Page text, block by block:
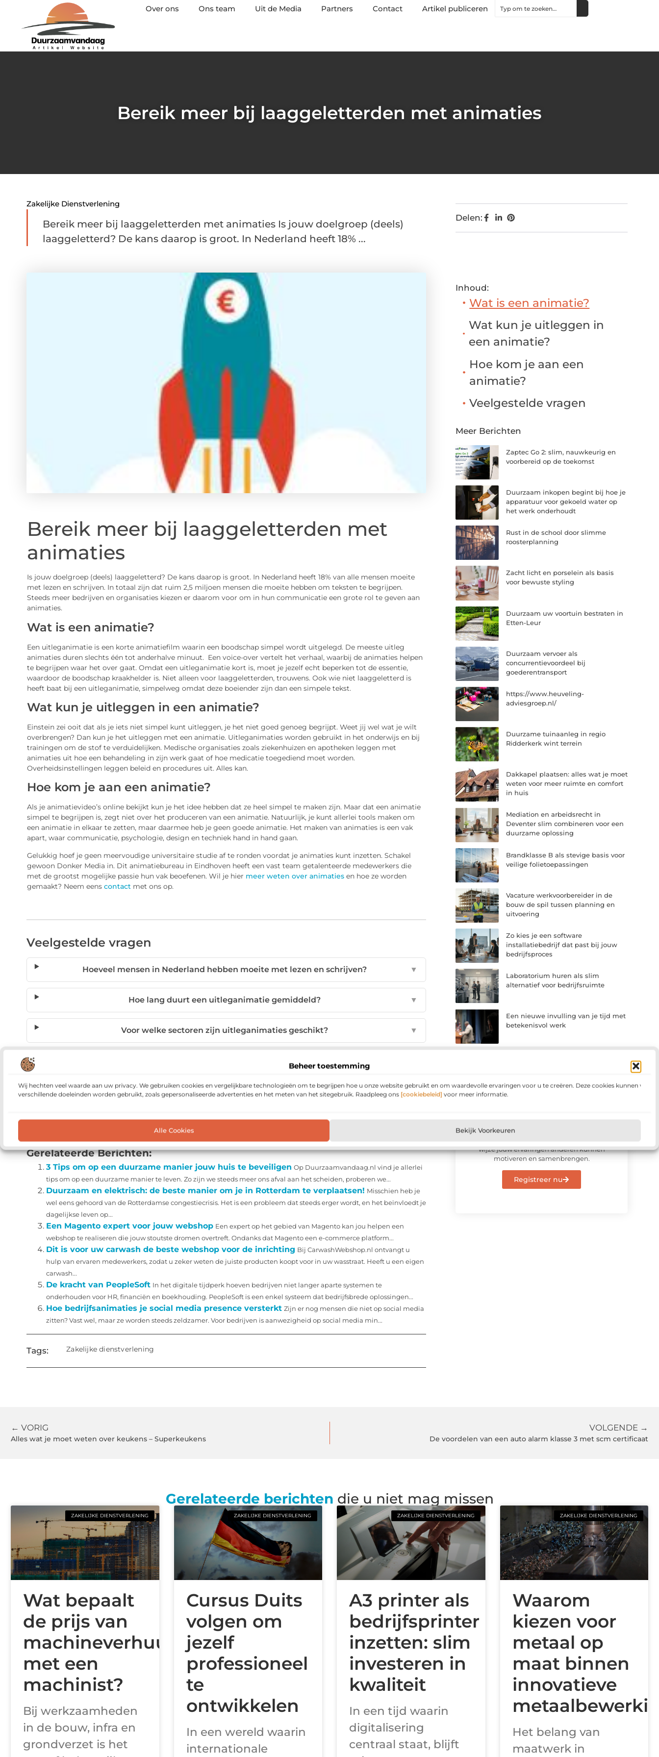
Beheer toestemming
Wij hechten veel waarde aan uw privacy. We gebruiken cookies en vergelijkbare technologieën om te begrijpen hoe u onze website gebruikt en om waardevolle ervaringen voor u te creëren. Deze cookies kunnen voor
verschillende doeleinden worden gebruikt, zoals gepersonaliseerde advertenties en het meten van het sitegebruik. Raadpleeg ons [cookiebeleid] voor meer informatie.
Alle Cookies Bekijk Voorkeuren
Over ons Ons team Uit de Media Partners Contact Artikel publiceren
Bereik meer bij laaggeletterden met animaties
Zakelijke Dienstverlening
Bereik meer bij laaggeletterden met animaties Is jouw doelgroep (deels)
laaggeletterd? De kans daarop is groot. In Nederland heeft 18% ...
Bereik meer bij laaggeletterden met
animaties
Is jouw doelgroep (deels) laaggeletterd? De kans daarop is groot. In Nederland heeft 18% van alle mensen moeite
met lezen en schrijven. In totaal zijn dat ruim 2,5 miljoen mensen die moeite hebben om teksten te begrijpen.
Steeds meer bedrijven en organisaties kiezen er daarom voor om in hun communicatie een grote rol te geven aan
animaties.
Wat is een animatie?
Een uitleganimatie is een korte animatiefilm waarin een boodschap simpel wordt uitgelegd. De meeste uitleg
animaties duren slechts één tot anderhalve minuut. Een voice-over vertelt het verhaal, waarbij de animaties helpen
te begrijpen waar het over gaat. Omdat een uitleganimatie kort is, moet je jezelf echt beperken tot de essentie,
waardoor de boodschap kraakhelder is. Niet alleen voor laaggeletterden, trouwens. Ook wie niet laaggeletterd is
heeft baat bij een uitleganimatie, simpelweg omdat deze boeiender zijn dan een simpele tekst.
Wat kun je uitleggen in een animatie?
Einstein zei ooit dat als je iets niet simpel kunt uitleggen, je het niet goed genoeg begrijpt. Weet jij wel wat je wilt
overbrengen? Dan kun je het uitleggen met een animatie. Uitleganimaties worden gebruikt in het onderwijs en bij
trainingen om de stof te verduidelijken. Medische organisaties zoals ziekenhuizen en apotheken leggen met
animaties uit hoe een behandeling in zijn werk gaat of hoe medicatie toegediend moet worden.
Overheidsinstellingen leggen beleid en procedures uit. Alles kan.
Hoe kom je aan een animatie?
Als je animatievideo’s online bekijkt kun je het idee hebben dat ze heel simpel te maken zijn. Maar dat een animatie
simpel te begrijpen is, zegt niet over het produceren van een animatie. Natuurlijk, je kunt allerlei tools maken om
een animatie in elkaar te zetten, maar daarmee heb je geen goede animatie. Het maken van animaties is een vak
apart, waar communicatie, psychologie, design en techniek hand in hand gaan.
Gelukkig hoef je geen meervoudige universitaire studie af te ronden voordat je animaties kunt inzetten. Schakel
gewoon Donker Media in. Dit animatiebureau in Eindhoven heeft een vast team getalenteerde medewerkers die
met de grootst mogelijke passie hun vak beoefenen. Wil je hier meer weten over animatiesen hoe ze worden
gemaakt? Neem eens contactmet ons op.
Veelgestelde vragen
Hoeveel mensen in Nederland hebben moeite met lezen en schrijven? ▼
Hoe lang duurt een uitleganimatie gemiddeld? ▼
Voor welke sectoren zijn uitleganimaties geschikt? ▼
Wat is het voordeel van animaties voor niet-laaggeletterden?
Waarom is het moeilijk om zelf een goede animatie te maken? ▼
Pinterest LinkedIn
Gerelateerde Berichten:
3 Tips om op een duurzame manier jouw huis te beveiligen Op Duurzaamvandaag.nl vind je allerlei
tips om op een duurzame manier te leven. Zo zijn we steeds meer ons afval aan het scheiden, proberen we...
Duurzaam en elektrisch: de beste manier om je in Rotterdam te verplaatsen! Misschien heb je
wel eens gehoord van de Rotterdamse congestiecrisis. Het is een probleem dat steeds erger wordt, en het beïnvloedt je
dagelijkse leven op...
Een Magento expert voor jouw webshop Een expert op het gebied van Magento kan jou helpen een
webshop te realiseren die jouw stoutste dromen overtreft. Ondanks dat Magento een e-commerce platform...
Dit is voor uw carwash de beste webshop voor de inrichting Bij CarwashWebshop.nl ontvangt u
hulp van ervaren medewerkers, zodat u zeker weten de juiste producten koopt voor in uw wasstraat. Heeft u een eigen
carwash...
De kracht van PeopleSoft In het digitale tijdperk hoeven bedrijven niet langer aparte systemen te
onderhouden voor HR, financiën en boekhouding. PeopleSoft is een enkel systeem dat bedrijfsbrede oplossingen...
Hoe bedrijfsanimaties je social media presence versterkt Zijn er nog mensen die niet op social media
zitten? Vast wel, maar ze worden steeds zeldzamer. Voor bedrijven is aanwezigheid op social media min...
Tags: Zakelijke dienstverlening
Delen:
Inhoud:
Wat is een animatie?
Wat kun je uitleggen in
een animatie?
Hoe kom je aan een
animatie?
Veelgestelde vragen
Meer Berichten
Zaptec Go 2: slim, nauwkeurig en
voorbereid op de toekomst
Duurzaam inkopen begint bij hoe je
apparatuur voor gekoeld water op
het werk onderhoudt
Rust in de school door slimme
roosterplanning
Zacht licht en porselein als basis
voor bewuste styling
Duurzaam uw voortuin bestraten in
Etten-Leur
Duurzaam vervoer als
concurrentievoordeel bij
goederentransport
https://www.heuveling-
adviesgroep.nl/
Duurzame tuinaanleg in regio
Ridderkerk wint terrein
Dakkapel plaatsen: alles wat je moet
weten voor meer ruimte en comfort
in huis
Mediation en arbeidsrecht in
Deventer slim combineren voor een
duurzame oplossing
Brandklasse B als stevige basis voor
veilige folietoepassingen
Vacature werkvoorbereider in de
bouw de spil tussen planning en
uitvoering
Zo kies je een software
installatiebedrijf dat past bij jouw
bedrijfsproces
Laboratorium huren als slim
alternatief voor bedrijfsruimte
Een nieuwe invulling van je tijd met
betekenisvol werk
aan bij ons platform
Meld je vandaag nog aan en deel jouw
wijze jouw ervaringen anderen kunnen
motiveren en samenbrengen.
Registreer nu
← VORIG
Alles wat je moet weten over keukens – Superkeukens
VOLGENDE →
De voordelen van een auto alarm klasse 3 met scm certificaat
Gerelateerde berichten die u niet mag missen
ZAKELIJKE DIENSTVERLENING
Wat bepaalt
de prijs van
machineverhuur
met een
machinist?
Bij werkzaamheden
in de bouw, infra en
grondverzet is het
ZAKELIJKE DIENSTVERLENING
Cursus Duits
volgen om
jezelf
professioneel
te
ontwikkelen
In een wereld waarin
internationale
ZAKELIJKE DIENSTVERLENING
A3 printer als
bedrijfsprinter
inzetten: slim
investeren in
kwaliteit
In een tijd waarin
digitalisering
centraal staat, blijft
ZAKELIJKE DIENSTVERLENING
Waarom
kiezen voor
metaal op
maat binnen
innovatieve
Het belang van
maatwerk in